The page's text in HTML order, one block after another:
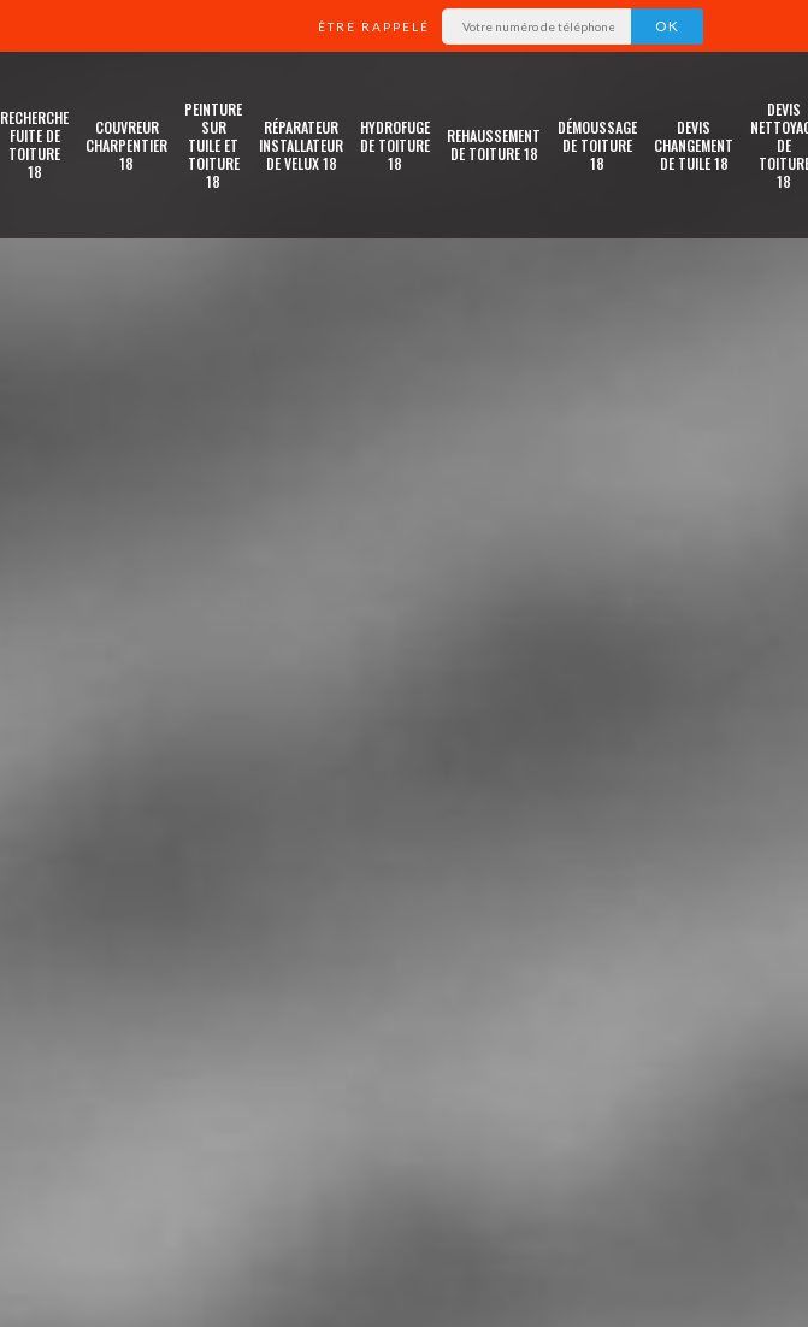
ÊTRE RAPPELÉ
RECHERCHE
FUITE DE
TOITURE
18
COUVREUR
CHARPENTIER
18
PEINTURE
SUR
TUILE ET
TOITURE
18
RÉPARATEUR
INSTALLATEUR
DE VELUX 18
HYDROFUGE
DE TOITURE
18
REHAUSSEMENT
DE TOITURE 18
DÉMOUSSAGE
DE TOITURE
18
DEVIS
CHANGEMENT
DE TUILE 18
DEVIS
DE
18